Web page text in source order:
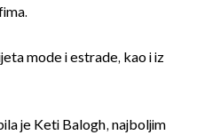
mode i estrade, kao i iz
je Keti Balogh, najboljim